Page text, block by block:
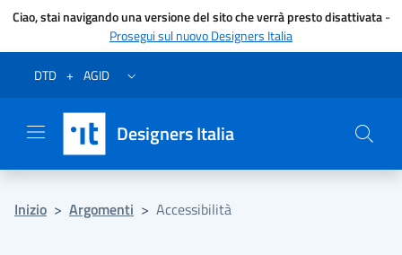
Ciao, stai navigando una versione del sito che verrà presto disattivata-
Prosegui sul nuovo Designers Italia
Vai al menu
Vai al contenuto
Questa pagina è stata utile?
Vai al piede
Dichiarazione di accessibilità (link esterno su sito AgID)
DTD + AGID Apri/chiudi menu secondario
Designers Italia
Inizio > Argomenti > Accessibilità